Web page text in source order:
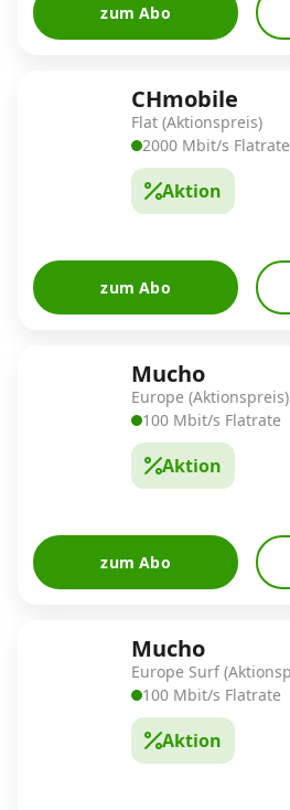
zum Abo
CHmobile
Flat (Aktionspreis)
2000 Mbit/s Flatrate
Aktion
zum Abo
Mucho
Europe (Aktionspreis)
100 Mbit/s Flatrate
Aktion
zum Abo
Mucho
Europe Surf
100 Mbit/s Flatrate
Aktion